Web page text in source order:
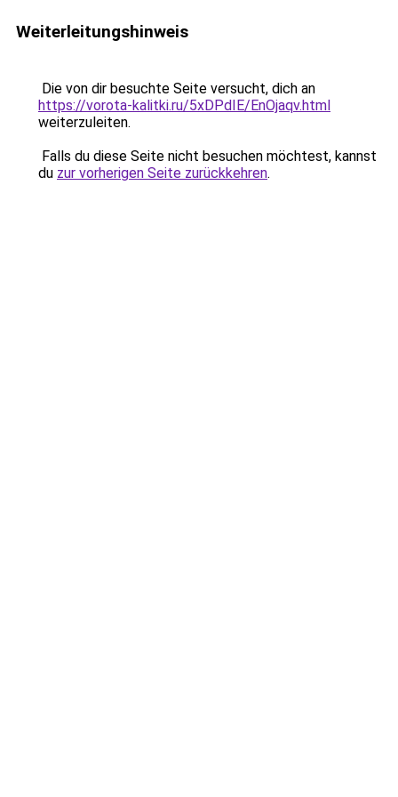
Weiterleitungshinweis
Die von dir besuchte Seite versucht, dich an
https://vorota-kalitki.ru/5xDPdIE/EnOjaqv.html
weiterzuleiten.
Falls du diese Seite nicht besuchen möchtest, kannst
du zur vorherigen Seite zurückkehren.